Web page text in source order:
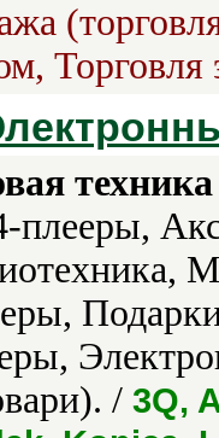
Торговля
плееры,
/ 3Q,